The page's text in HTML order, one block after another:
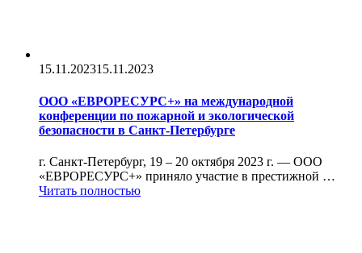
15.11.202315.11.2023
ООО «ЕВРОРЕСУРС+» на международной
конференции по пожарной и экологической
безопасности в Санкт-Петербурге
г. Санкт-Петербург, 19 – 20 октября 2023 г. — ООО
«ЕВРОРЕСУРС+» приняло участие в престижной …
Читать полностью